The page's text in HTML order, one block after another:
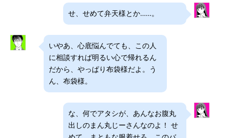
せ、せめて弁天様とか……。
いやあ、心底悩んでても、この人
に相談すれば明るい心で帰れるん
だから、やっぱり布袋様だよ。う
ん、布袋様。
な、何でアタシが、あんなお腹丸
出しのまん丸じーさんなのよ！ せ